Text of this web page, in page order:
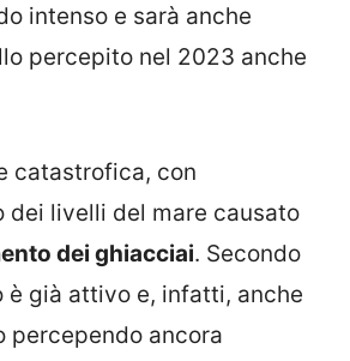
intenso e sarà anche
percepito nel 2023 anche
catastrofica, con
dei livelli del mare causato
dei ghiacciai. Secondo
è già attivo e, infatti, anche
percependo ancora